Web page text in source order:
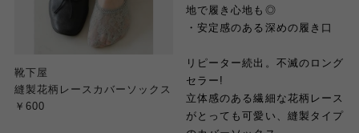
靴下屋
縫製花柄レースカバーソックス
￥600
地で履き心地も◎
・安定感のある深めの履き口
リピーター続出。不滅のロング
セラー!
立体感のある繊細な花柄レース
がとっても可愛い、縫製タイプ